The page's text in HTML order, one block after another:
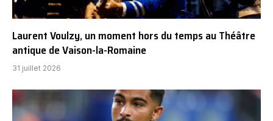
Laurent Voulzy, un moment hors du temps au Théâtre
antique de Vaison-la-Romaine
31 juillet 2026